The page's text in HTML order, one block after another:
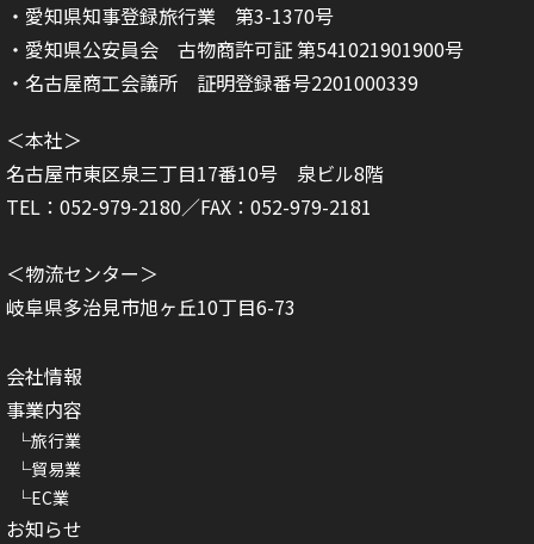
・愛知県知事登録旅行業 第3-1370号
・愛知県公安員会 古物商許可証 第541021901900号
・名古屋商工会議所 証明登録番号2201000339
＜本社＞
名古屋市東区泉三丁目17番10号 泉ビル8階
TEL：052-979-2180／FAX：052-979-2181
＜物流センター＞
岐阜県多治見市旭ヶ丘10丁目6-73
会社情報
事業内容
旅行業
貿易業
EC業
お知らせ